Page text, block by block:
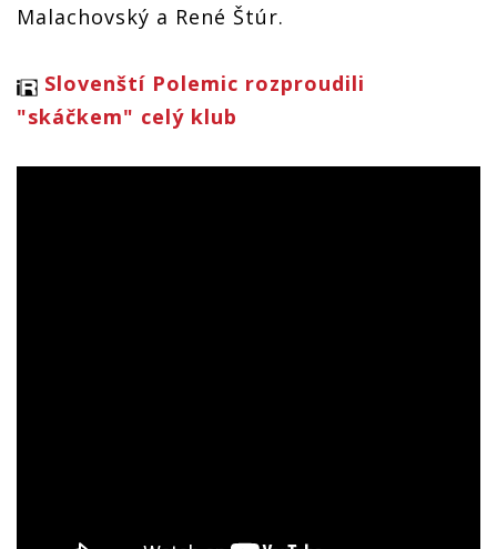
Malachovský a René Štúr.
Slovenští Polemic rozproudili
"skáčkem" celý klub